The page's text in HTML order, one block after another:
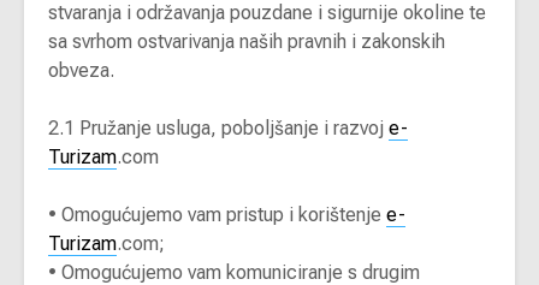
stvaranja i održavanja pouzdane i sigurnije okoline te
sa svrhom ostvarivanja naših pravnih i zakonskih
obveza.
2.1 Pružanje usluga, poboljšanje i razvoj e-
Turizam.com
• Omogućujemo vam pristup i korištenje e-
Turizam.com;
• Omogućujemo vam komuniciranje s drugim